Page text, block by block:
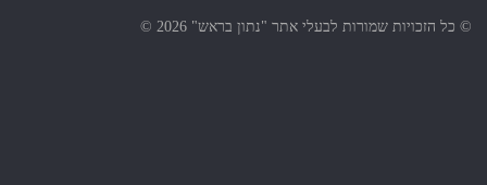
© כל הזכויות שמורות לבעלי אתר "נתון בראש" 2026 ©